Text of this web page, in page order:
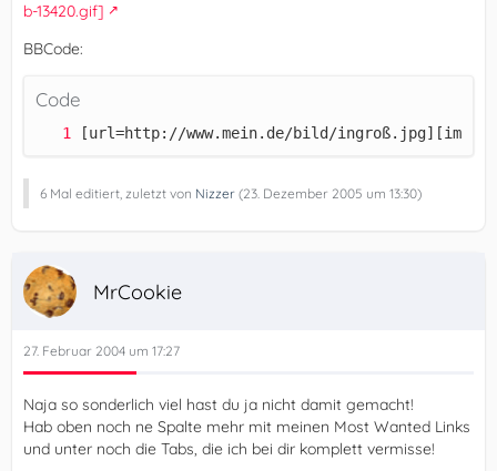
b-13420.gif]
BBCode:
Code
[url=http://www.mein.de/bild/
6 Mal editiert, zuletzt von Nizzer (23. Dezember 2005 um 13:30)
MrCookie
27. Februar 2004 um 17:27
Naja so sonderlich viel hast du ja nicht damit gemacht!
Hab oben noch ne Spalte mehr mit meinen Most Wanted Links
und unter noch die Tabs, die ich bei dir komplett vermisse!